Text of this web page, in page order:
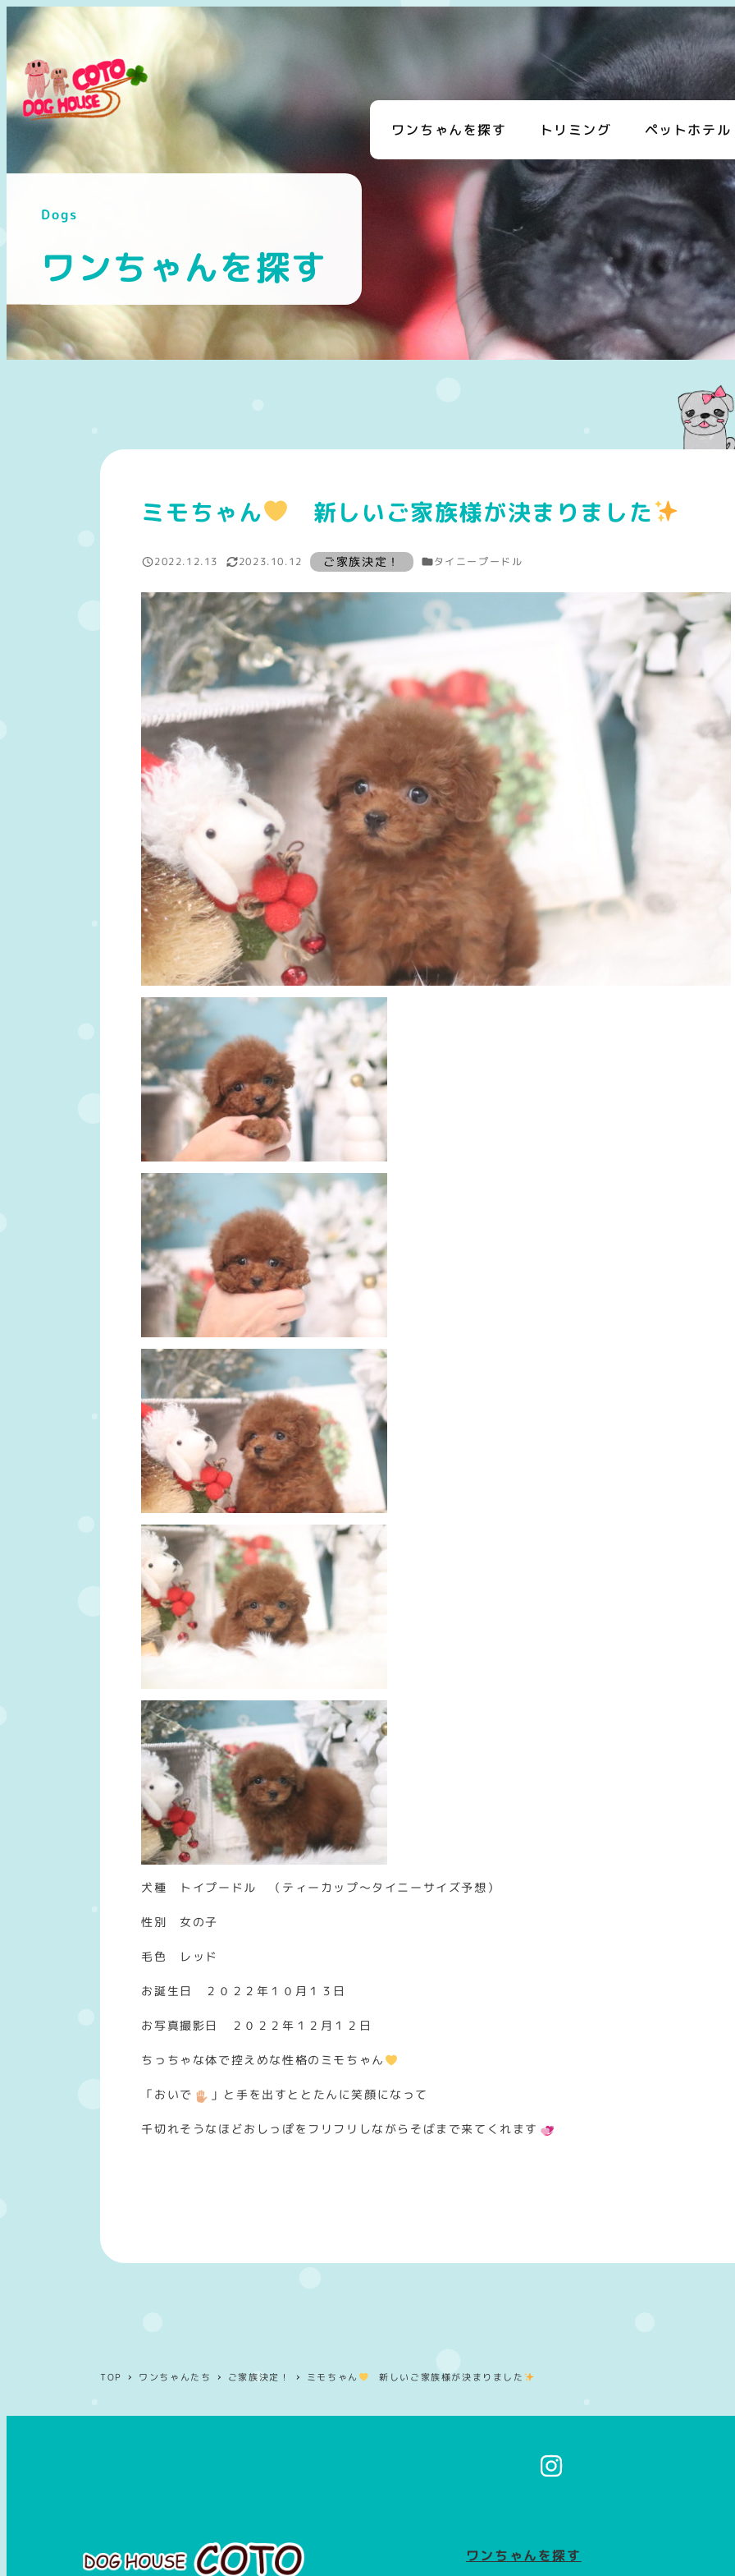
イ
ン
コ
ン
ツ
ワンちゃんを探す トリミング ペットホテル
Dogs
ワンちゃんを探す
ミモちゃん 新しいご家族様が決まりました
投稿日
2022.12.13
更新日
2023.10.12 ご家族募集状態
ご家族決定！
Warning: Attempt to read property "label" on array
タイニープードル
犬種 トイプードル （ティーカップ～タイニーサイズ予想）
性別 女の子
毛色 レッド
お誕生日 ２０２２年１０月１３日
お写真撮影日 ２０２２年１２月１２日
ちっちゃな体で控えめな性格のミモちゃん
「おいで 」と手を出すととたんに笑顔になって
千切れそうなほどおしっぽをフリフリしながらそばまで来てくれます
TOP ワンちゃんたち ご家族決定！ ミモちゃん 新しいご家族様が決まりました
ワンちゃんを探す